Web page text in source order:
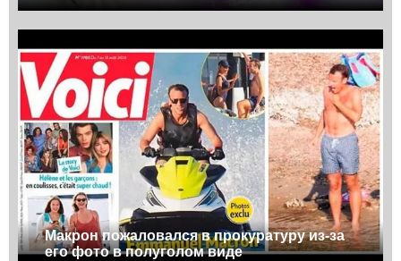
Макрон пожаловался в прокуратуру из-за
его фото в полуголом виде